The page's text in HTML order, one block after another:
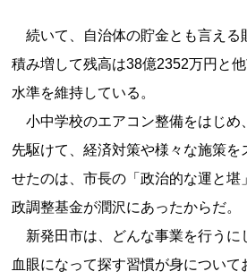
続いて、自治体の貯金とも言える
積み増して残高は38億2352万円と
水準を維持している。
小中学校のエアコン整備をはじめ
先駆けて、経済対策や様々な施策を
せたのは、市長の「政治的な運と堪
政調整基金が潤沢にあったからだ。
新発田市は、どんな事業を行うに
血眼になって探す習慣が身について